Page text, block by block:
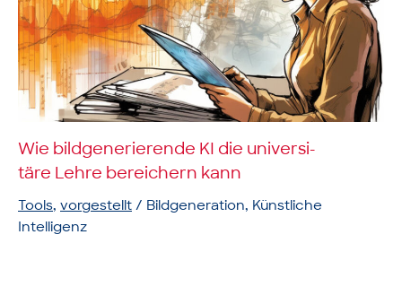
Wie bild­generierende KI die uni­ver­si­
täre Lehre bereichern kann
Tools, vorgestellt / Bildgeneration, Künstliche
Intelligenz